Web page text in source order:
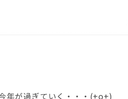
年が過ぎていく・・・(+o+)